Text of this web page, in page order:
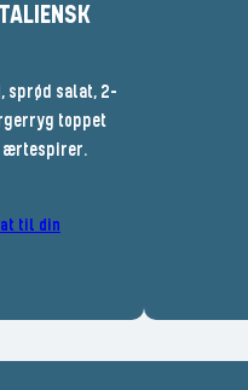
sprød salat, 2-
toppet
ærtespirer.
til din